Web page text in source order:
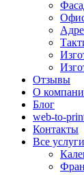
Отзывы
О
Блог
web-to-
Контакты
Все услуги